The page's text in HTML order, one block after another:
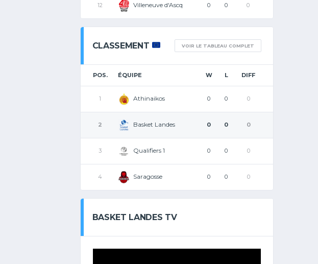
12 Villeneuve d'Ascq 0 0 0
CLASSEMENT VOIR LE TABLEAU COMPLET
POS. ÉQUIPE W L DIFF
1 Athinaikos 0 0 0
2 Basket Landes 0 0 0
3 Qualifiers 1 0 0 0
4 Saragosse 0 0 0
BASKET LANDES TV